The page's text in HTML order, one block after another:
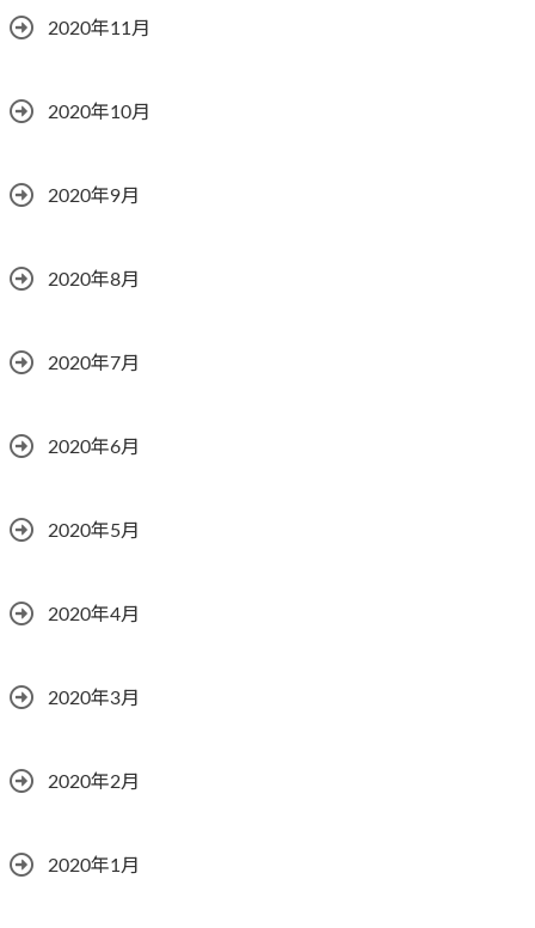
2020年11月
2020年10月
2020年9月
2020年8月
2020年7月
2020年6月
2020年5月
2020年4月
2020年3月
2020年2月
2020年1月